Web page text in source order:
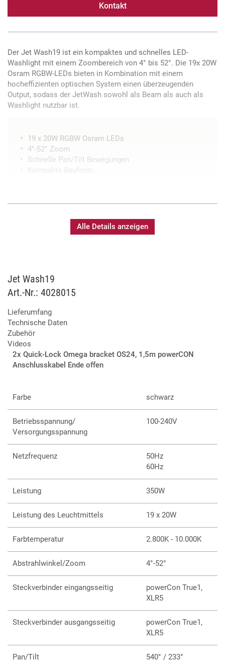
Kontakt
Der Jet Wash19 ist ein kompaktes und schnelles LED-
Washlight mit einem Zoombereich von 4° bis 52°. Die 19x 20W
Osram RGBW-LEDs bieten in Kombination mit einem
hocheffizienten optischen System einen überzeugenden
Output, sodass der JetWash sowohl als Beam als auch als
Washlight nutzbar ist.
19 x 20W RGBW Osram LEDs
4°-52° Zoom
Schnelle Pan/Tilt Bewegungen
Alle Details anzeigen
Jet Wash19
Art.-Nr.: 4028015
Lieferumfang
Technische Daten
Zubehör
Videos
2x Quick-Lock Omega bracket OS24, 1,5m powerCON
Anschlusskabel Ende offen
Farbe schwarz
Betriebsspannung/
Versorgungsspannung
100-240V
Netzfrequenz
50Hz
60Hz
Leistung 350W
Leistung des Leuchtmittels 19 x 20W
Farbtemperatur 2.800K - 10.000K
Abstrahlwinkel/Zoom 4°-52°
Steckverbinder eingangsseitig
powerCon True1,
XLR5
Steckverbinder ausgangsseitig
powerCon True1,
XLR5
Pan/Tilt 540° / 233°